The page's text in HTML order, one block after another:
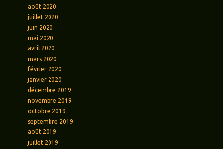
août 2020
juillet 2020
juin 2020
mai 2020
avril 2020
mars 2020
février 2020
janvier 2020
décembre 2019
novembre 2019
octobre 2019
septembre 2019
août 2019
juillet 2019